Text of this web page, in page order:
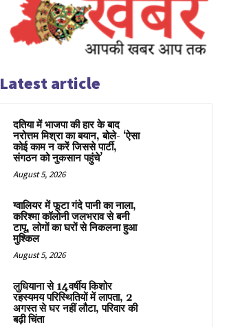
Latest article
दतिया में भाजपा की हार के बाद
नरोत्तम मिश्रा का बयान, बोले- ‘ऐसा
कोई काम न करें जिससे पार्टी,
संगठन को नुकसान पहुंचे’
August 5, 2026
ग्वालियर में फूटा गंदे पानी का नाला,
करिश्मा कॉलोनी जलभराव से बनी
टापू, लोगों का घरों से निकलना हुआ
मुश्किल
August 5, 2026
लुधियाना से 14वर्षीय किशोर
रहस्यमय परिस्थितियों में लापता, 2
अगस्त से घर नहीं लौटा, परिवार की
बढ़ी चिंता